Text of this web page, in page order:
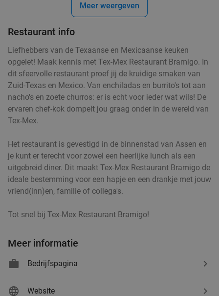
Meer weergeven
Restaurant info
Liefhebbers van de Texaanse en Mexicaanse keuken
opgelet! Maak kennis met Tex-Mex Restaurant Bramigo. In
dit sfeervolle restaurant proef jij de kruidige smaken van
Zuid-Texas en Mexico. Van enchiladas en burrito's tot aan
nacho's en zoete churros: er is echt voor ieder wat wils! De
ervaren chef-kok dompelt jou graag onder in de wereld van
Tex-Mex.
Het restaurant is gevestigd in de binnenstad van Assen en
je kunt er terecht voor zowel een heerlijke lunch als een
uitgebreid diner. Dit maakt Tex-Mex Restaurant Bramigo de
ideale bestemming voor een hapje en een drankje met jouw
vriend(inn)en, familie of collega's.
Tot snel bij Tex-Mex Restaurant Bramigo!
Meer informatie
Bedrijfspagina
Website